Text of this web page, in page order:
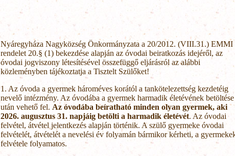
Nyáregyháza Nagyközség Önkormányzata a 20/2012. (VIII.31.) EMMI
rendelet 20.§ (1) bekezdése alapján az óvodai beiratkozás idejéről, az
óvodai jogviszony létesítésével összefüggő eljárásról az alábbi
közleményben tájékoztatja a Tisztelt Szülőket!
1. Az óvoda a gyermek hároméves korától a tankötelezettség kezdetéig
nevelő intézmény. Az óvodába a gyermek harmadik életévének betöltése
után vehető fel. Az óvodába beíratható minden olyan gyermek, aki
2026. augusztus 31. napjáig betölti a harmadik életévét. Az óvodai
felvétel, átvétel jelentkezés alapján történik. A szülő gyermeke óvodai
felvételét, átvételét a nevelési év folyamán bármikor kérheti, a
felvétele folyamatos.